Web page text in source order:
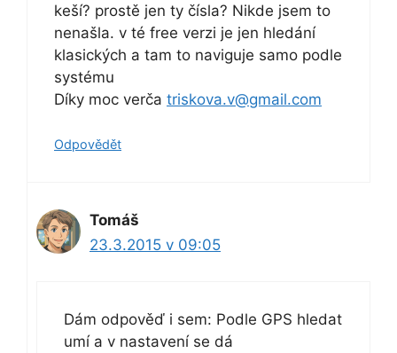
keší? prostě jen ty čísla? Nikde jsem to
nenašla. v té free verzi je jen hledání
klasických a tam to naviguje samo podle
systému
Díky moc verča triskova.v@gmail.com
Odpovědět
Tomáš
23.3.2015 v 09:05
Dám odpověď i sem: Podle GPS hledat
umí a v nastavení se dá